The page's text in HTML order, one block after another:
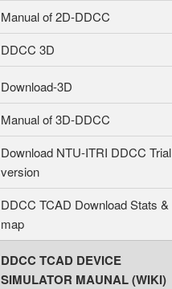
Manual of 2D-DDCC
DDCC 3D
Download-3D
Manual of 3D-DDCC
Download NTU-ITRI DDCC Trial
version
DDCC TCAD Download Stats &
map
DDCC TCAD DEVICE
SIMULATOR MAUNAL (WIKI)